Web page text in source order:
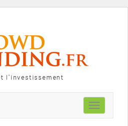
l'investissement
Toggle
navigation